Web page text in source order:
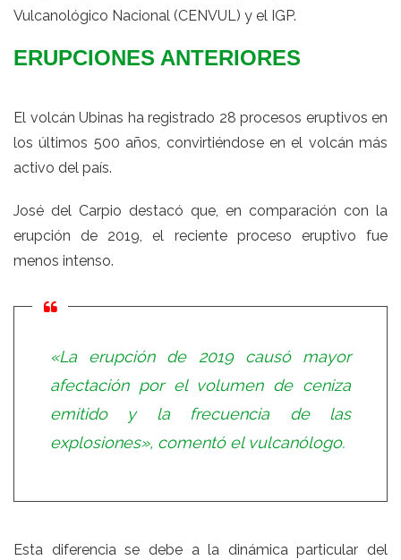
Vulcanológico Nacional (CENVUL) y el IGP.
ERUPCIONES ANTERIORES
El volcán Ubinas ha registrado 28 procesos eruptivos en
los últimos 500 años, convirtiéndose en el volcán más
activo del país.
José del Carpio destacó que, en comparación con la
erupción de 2019, el reciente proceso eruptivo fue
menos intenso.
«La erupción de 2019 causó mayor
afectación por el volumen de ceniza
emitido y la frecuencia de las
explosiones», comentó el vulcanólogo.
Esta diferencia se debe a la dinámica particular del